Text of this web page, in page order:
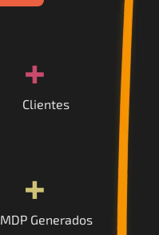
+
Clientes
+
MDP Generados